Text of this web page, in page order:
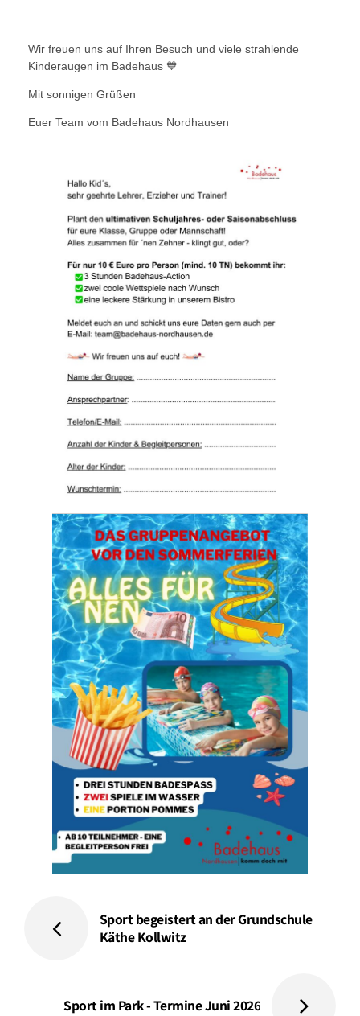
Wir freuen uns auf Ihren Besuch und viele strahlende
Kinderaugen im Badehaus 💙
Mit sonnigen Grüßen
Euer Team vom Badehaus Nordhausen
Sport begeistert an der Grundschule
Käthe Kollwitz
Sport im Park - Termine Juni 2026